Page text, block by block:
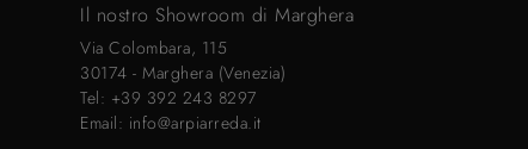
Il nostro Showroom di Marghera
Via Colombara, 115
30174 - Marghera (Venezia)
Tel: +39 392 243 8297
Email: info@arpiarreda.it